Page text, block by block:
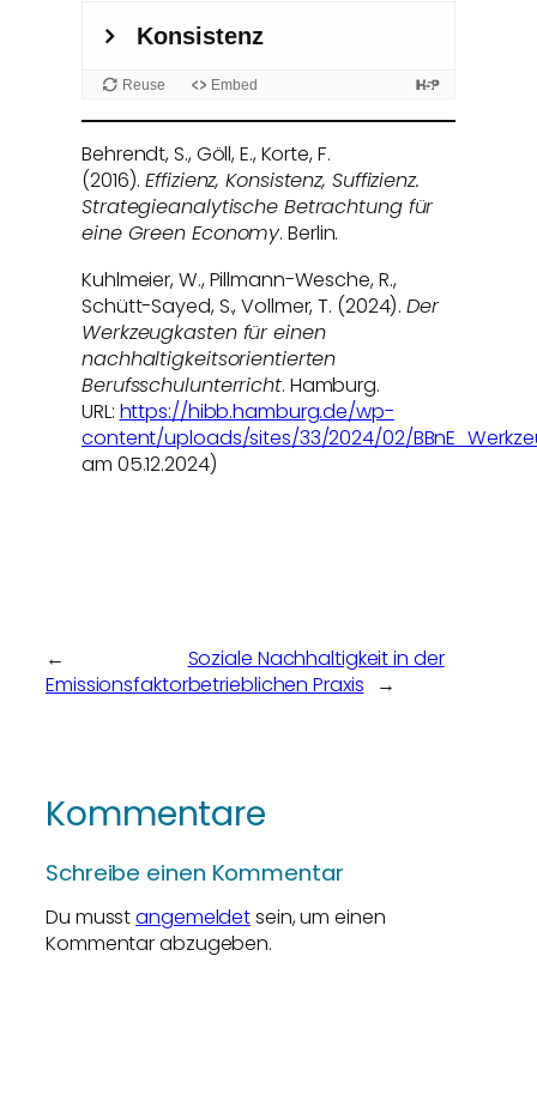
Behrendt, S., Göll, E., Korte, F.
(2016).Effizienz, Konsistenz, Suffizienz.
Strategieanalytische Betrachtung für
eine Green Economy. Berlin.
Kuhlmeier, W., Pillmann-Wesche, R.,
Schütt-Sayed, S., Vollmer, T. (2024).Der
Werkzeugkasten für einen
nachhaltigkeitsorientierten
Berufsschulunterricht. Hamburg.
URL: https://hibb.hamburg.de/wp-
content/uploads/sites/33/2024/02/
am 05.12.2024)
←
Emissionsfaktor
Soziale Nachhaltigkeit in der
betrieblichen Praxis
→
Kommentare
Schreibe einen Kommentar
Du musstangemeldetsein, um einen
Kommentar abzugeben.